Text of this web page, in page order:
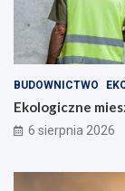
BUDOWNICTWO
Ekologiczne
6 sierpnia 2026